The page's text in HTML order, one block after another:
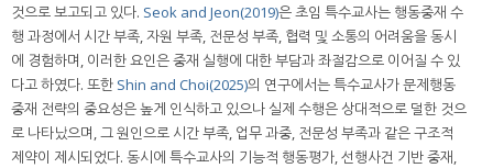
것으로 보고되고 있다. Seok and Jeon(2019)은 초임 특수교사는 행동중재 수
행 과정에서 시간 부족, 자원 부족, 전문성 부족, 협력 및 소통의 어려움을 동시
에 경험하며, 이러한 요인은 중재 실행에 대한 부담과 좌절감으로 이어질 수 있
다고 하였다. 또한 Shin and Choi(2025)의 연구에서는 특수교사가 문제행동
중재 전략의 중요성은 높게 인식하고 있으나 실제 수행은 상대적으로 덜한 것으
로 나타났으며, 그 원인으로 시간 부족, 업무 과중, 전문성 부족과 같은 구조적
제약이 제시되었다. 동시에 특수교사의 기능적 행동평가, 선행사건 기반 중재,